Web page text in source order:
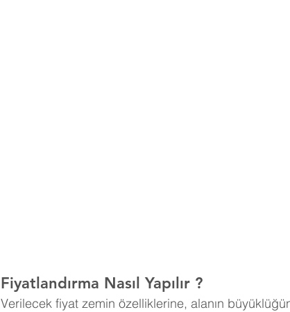
Fiyatlandırma Nasıl Yapılır ?
Verilecek fiyat zemin özelliklerine, alanın